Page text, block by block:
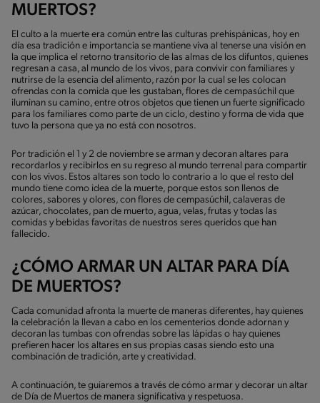
MUERTOS?
El culto a la muerte era común entre las culturas prehispánicas, hoy en
día esa tradición e importancia se mantiene viva al tenerse una visión en
la que implica el retorno transitorio de las almas de los difuntos, quienes
regresan a casa, al mundo de los vivos, para convivir con familiares y
nutrirse de la esencia del alimento, razón por la cual se les colocan
ofrendas con la comida que les gustaban, flores de cempasúchil que
iluminan su camino, entre otros objetos que tienen un fuerte significado
para los familiares como parte de un ciclo, destino y forma de vida que
tuvo la persona que ya no está con nosotros.
Por tradición el 1 y 2 de noviembre se arman y decoran altares para
recordarlos y recibirlos en su regreso al mundo terrenal para compartir
con los vivos. Estos altares son todo lo contrario a lo que el resto del
mundo tiene como idea de la muerte, porque estos son llenos de
colores, sabores y olores, con flores de cempasúchil, calaveras de
azúcar, chocolates, pan de muerto, agua, velas, frutas y todas las
comidas y bebidas favoritas de nuestros seres queridos que han
fallecido.
¿CÓMO ARMAR UN ALTAR PARA DÍA
DE MUERTOS?
Cada comunidad afronta la muerte de maneras diferentes, hay quienes
la celebración la llevan a cabo en los cementerios donde adornan y
decoran las tumbas con ofrendas sobre las lápidas o hay quienes
prefieren hacer los altares en sus propias casas siendo esto una
combinación de tradición, arte y creatividad.
A continuación, te guiaremos a través de cómo armar y decorar un altar
de Día de Muertos de manera significativa y respetuosa.